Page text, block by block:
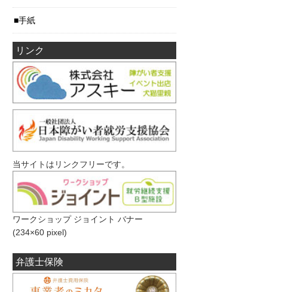
手紙
リンク
当サイトはリンクフリーです。
ワークショップ ジョイント バナー
(234×60 pixel)
弁護士保険